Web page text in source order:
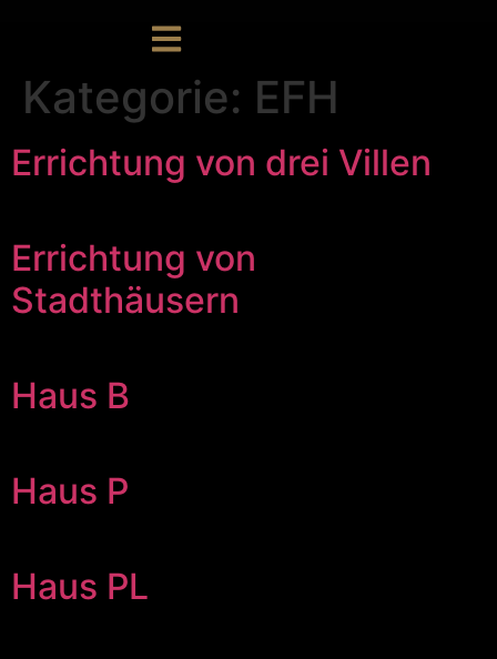
Kategorie: EFH
Errichtung von drei Villen
Errichtung von
Stadthäusern
Haus B
Haus P
Haus PL